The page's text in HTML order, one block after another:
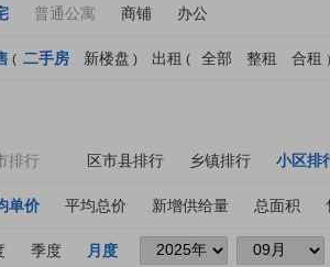
普通公寓 商铺 办公
( 二手房 新楼盘 ) 出租 ( 全部 整租 合租
排行 区市县排行 乡镇排行 小区排
单价 平均总价 新增供给量 总面积
季度 月度